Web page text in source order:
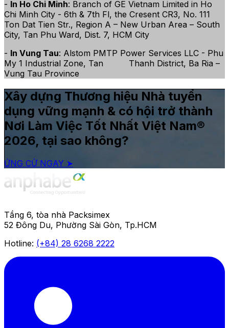
- In Ho Chi Minh: Branch of GE Vietnam Limited in Ho
Chi Minh City - 6th & 7th Fl, the Cresent CR3, No. 111
Ton Dat Tien Str., Region A – New Urban Area – South
City, Tan Phu Ward, Dist. 7, HCM City
- In Vung Tau: Alstom PMTP Power Services LLC - Phu
My 1 Industrial Zone, Tan Thanh District, Ba Ria –
Vung Tau Province
Xây dựng Thương hiệu Nhà tuyển
dụng vững mạnh & có hội trở thành
Nơi Làm Việc Tốt Nhất Việt Nam®
2026, tại sao không?
ỨNG CỬ NGAY ➤
Tầng 6, tòa nhà Packsimex
52 Đông Du, Phường Sài Gòn, Tp.HCM
Hotline: (+84) 28 6268 2222